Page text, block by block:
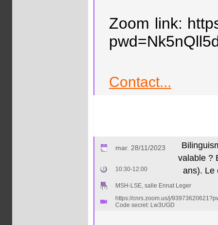
Zoom link:
Contact...
mar. 28/11/2023
valable ?
ans). Le
10:30-12:00
MSH-LSE, salle Ennat Leger
https://cnrs.zoom.us/j/
Code secret: Lw3UGD